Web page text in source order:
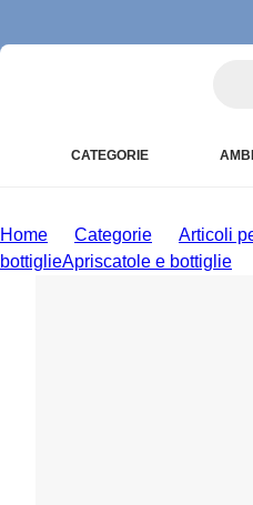
CATEGORIE
Home Categorie Articoli
bottiglieApriscatole e bottiglie